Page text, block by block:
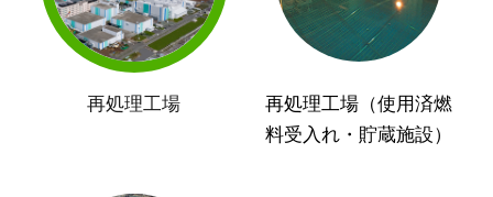
再処理工場
再処理工場（使用済燃
料受入れ・貯蔵施設）